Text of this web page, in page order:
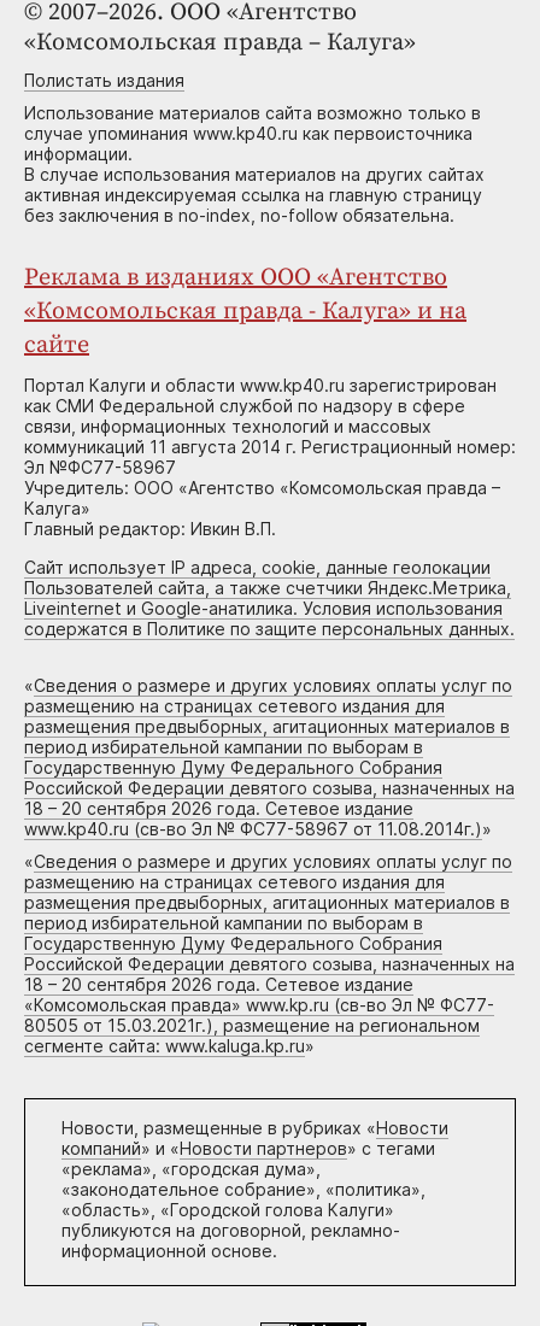
© 2007–2026. ООО «Агентство
«Комсомольская правда – Калуга»
Полистать издания
Использование материалов сайта возможно только в
случае упоминания www.kp40.ru как первоисточника
информации.
В случае использования материалов на других сайтах
активная индексируемая ссылка на главную страницу
без заключения в no-index, no-follow обязательна.
Реклама в изданиях ООО «Агентство
«Комсомольская правда - Калуга» и на
сайте
Портал Калуги и области www.kp40.ru зарегистрирован
как СМИ Федеральной службой по надзору в сфере
связи, информационных технологий и массовых
коммуникаций 11 августа 2014 г. Регистрационный номер:
Эл №ФС77-58967
Учредитель: ООО «Агентство «Комсомольская правда –
Калуга»
Главный редактор: Ивкин В.П.
Сайт использует IP адреса, cookie, данные геолокации
Пользователей сайта, а также счетчики Яндекс.Метрика,
Liveinternet и Google-анатилика. Условия использования
содержатся в Политике по защите персональных данных.
«Сведения о размере и других условиях оплаты услуг по
размещению на страницах сетевого издания для
размещения предвыборных, агитационных материалов в
период избирательной кампании по выборам в
Государственную Думу Федерального Собрания
Российской Федерации девятого созыва, назначенных на
18 – 20 сентября 2026 года. Сетевое издание
www.kp40.ru (св-во Эл № ФС77-58967 от 11.08.2014г.)»
«Сведения о размере и других условиях оплаты услуг по
размещению на страницах сетевого издания для
размещения предвыборных, агитационных материалов в
период избирательной кампании по выборам в
Государственную Думу Федерального Собрания
Российской Федерации девятого созыва, назначенных на
18 – 20 сентября 2026 года. Сетевое издание
«Комсомольская правда» www.kp.ru (св-во Эл № ФС77-
80505 от 15.03.2021г.), размещение на региональном
сегменте сайта: www.kaluga.kp.ru»
Новости, размещенные в рубриках «Новости
компаний» и «Новости партнеров» с тегами
«реклама», «городская дума»,
«законодательное собрание», «политика»,
«область», «Городской голова Калуги»
публикуются на договорной, рекламно-
информационной основе.